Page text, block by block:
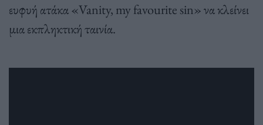
ευφυή ατάκα «Vanity, my favourite sin» να κλείνει
μια εκπληκτική ταινία.